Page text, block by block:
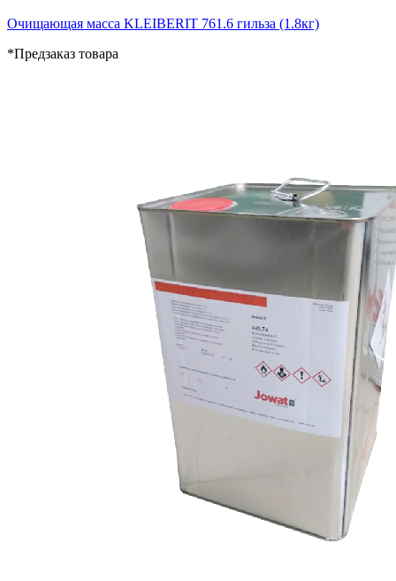
Очищающая масса KLEIBERIT 761.6 гильза (1.8кг)
*Предзаказ товара